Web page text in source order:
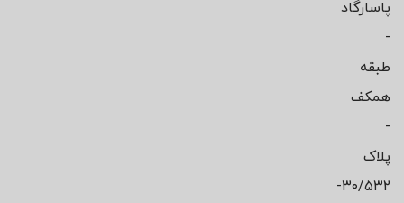
پاسارگاد
-
طبقه
همکف
-
پلاک
۳۰/۵۳۲-